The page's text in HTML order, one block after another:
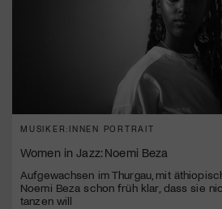
MUSIKER:INNEN PORTRAIT
Women in Jazz: Noemi Beza
Aufgewachsen im Thurgau, mit
Noemi Beza schon früh klar, dass sie
tanzen will